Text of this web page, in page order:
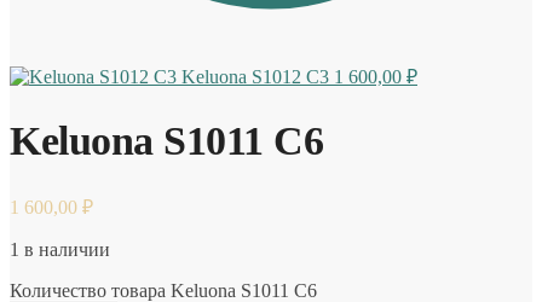
Keluona S1012 C3 1 600,00 ₽
Keluona S1011 C6
1 600,00 ₽
1 в наличии
Количество товара Keluona S1011 C6